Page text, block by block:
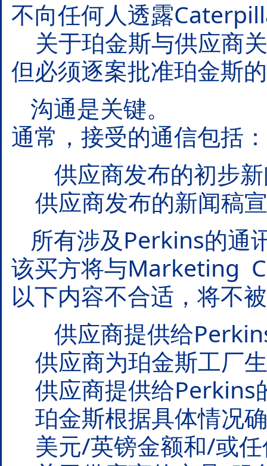
不向任何人透露
关于珀金斯与供应商
但必须逐案批准珀金斯
沟通是关键。
通常，接受的通信包括：
供应商发布的初步
供应商发布的新闻稿
所有涉及Perkins的通
该买方将与Marketing
以下内容不合适，将不
供应商提供给
供应商为珀金斯工厂
供应商提供给Perkins
珀金斯根据具体情况
美元/英镑金额和/或任